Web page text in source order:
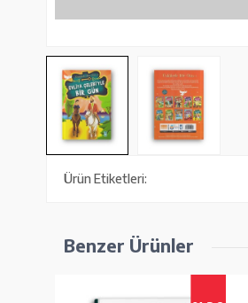
Ürün Etiketleri:
Benzer Ürünler